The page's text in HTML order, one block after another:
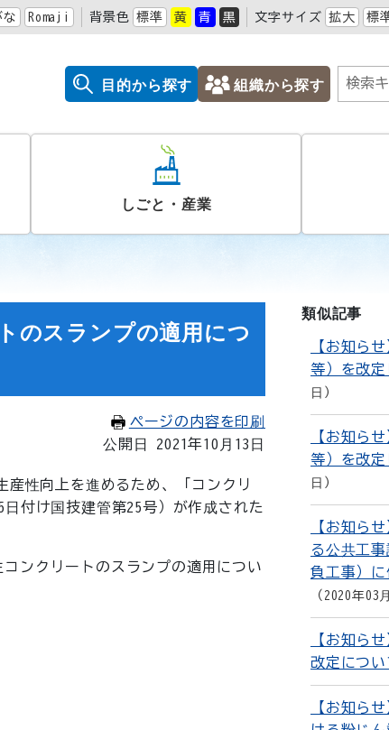
な Romaji 背景色 標準 黄 青 黒 文字サイズ 拡大 標
目的から探す 組織から探す
しごと・産業
のスランプの適用につ
ページの内容を印刷
公開日 2021年10月13日
性向上を進めるため、「コンクリ
付け国技建管第25号）が作成された
ンクリートのスランプの適用につい
類似記事
【お知ら
等）を改定
日
【お知ら
等）を改定
日
【お知ら
る公共工
負工事）
2020年03
【お知ら
改定につい
【お知ら